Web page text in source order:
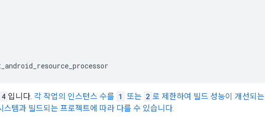
4 입니다. 각 작업의 인스턴스 수를 1 또는 2 로 제한하여 빌드 성능이 개선되
템과 빌드되는 프로젝트에 따라 다를 수 있습니다.